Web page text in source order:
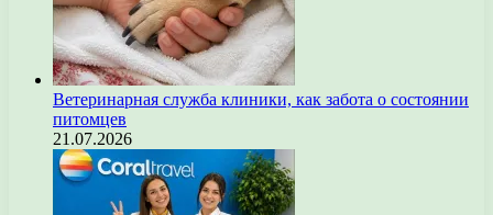
Ветеринарная служба клиники, как забота о состоянии
питомцев
21.07.2026